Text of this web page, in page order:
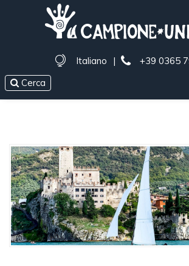
Italiano |
+39 0365
Cerca